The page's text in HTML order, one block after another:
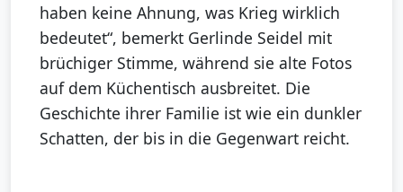
haben keine Ahnung, was Krieg wirklich
bedeutet“, bemerkt Gerlinde Seidel mit
brüchiger Stimme, während sie alte Fotos
auf dem Küchentisch ausbreitet. Die
Geschichte ihrer Familie ist wie ein dunkler
Schatten, der bis in die Gegenwart reicht.